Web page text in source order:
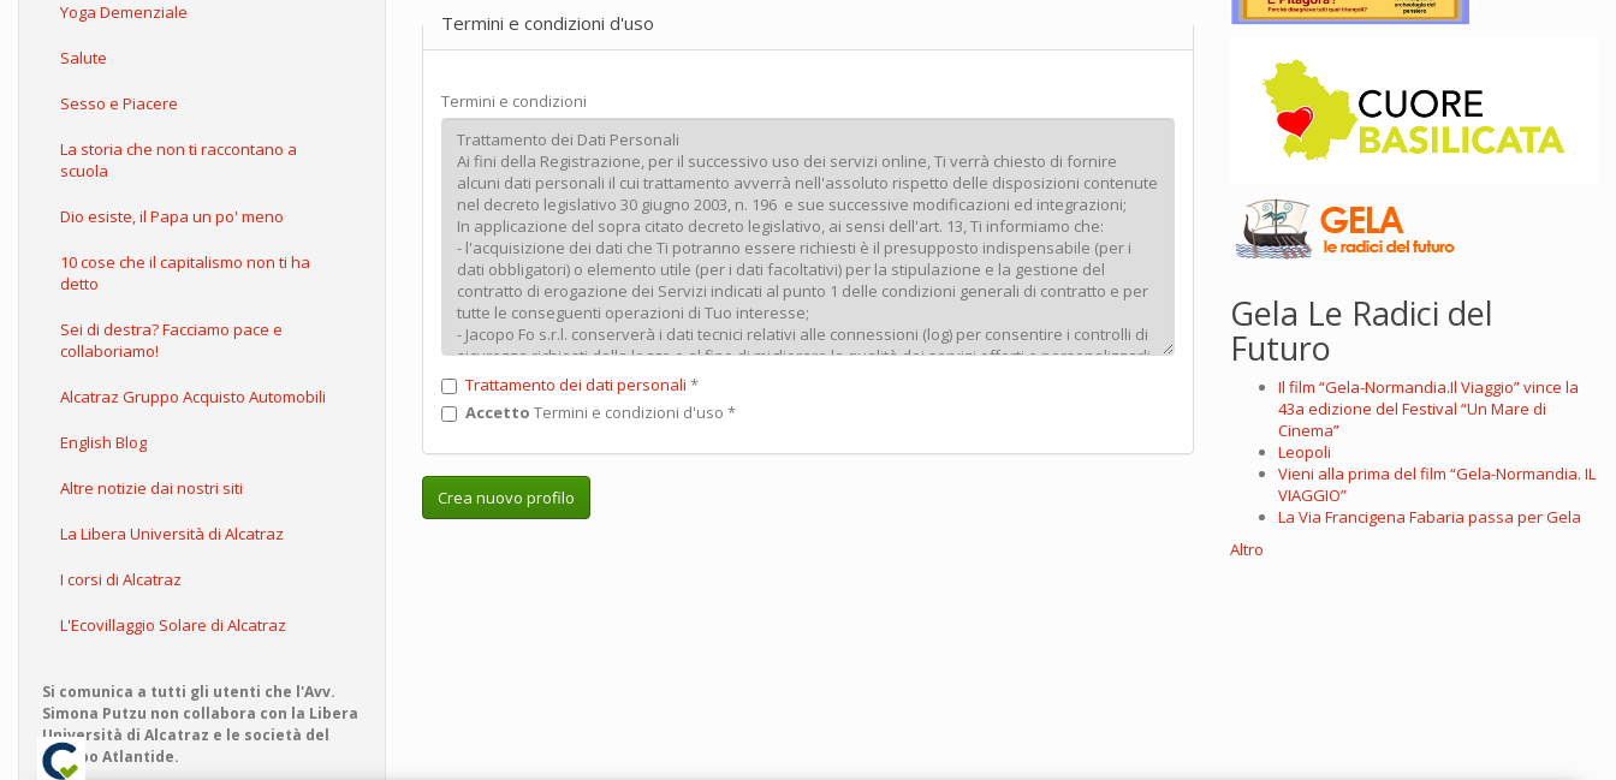
Yoga Demenziale
Salute
Sesso e Piacere
La storia che non ti raccontano a
scuola
Dio esiste, il Papa un po' meno
10 cose che il capitalismo non ti ha
detto
Sei di destra? Facciamo pace e
collaboriamo!
Alcatraz Gruppo Acquisto Automobili
English Blog
Altre notizie dai nostri siti
La Libera Università di Alcatraz
I corsi di Alcatraz
L'Ecovillaggio Solare di Alcatraz
Si comunica a tutti gli utenti che l'Avv.
Simona Putzu non collabora con la Libera
Università di Alcatraz e le società del
Gruppo Atlantide.
Termini e condizioni d'uso
Termini e condizioni
Trattamento dei dati personali *
Accetto Termini e condizioni d'uso *
Crea nuovo profilo
Gela Le Radici del
Futuro
Il film “Gela-Normandia.Il Viaggio” vince la
43a edizione del Festival “Un Mare di
Cinema”
Leopoli
Vieni alla prima del film “Gela-Normandia. IL
VIAGGIO”
La Via Francigena Fabaria passa per Gela
Altro